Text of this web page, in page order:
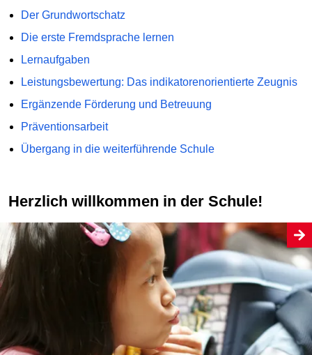
Der Grundwortschatz
Die erste Fremdsprache lernen
Lernaufgaben
Leistungsbewertung: Das indikatorenorientierte Zeugnis
Ergänzende Förderung und Betreuung
Präventionsarbeit
Übergang in die weiterführende Schule
Herzlich willkommen in der Schule!